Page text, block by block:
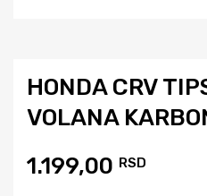
HONDA CRV
VOLANA
1.199,00 RSD